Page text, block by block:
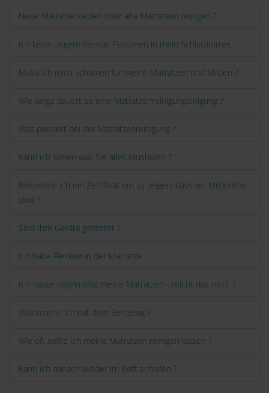
Neue Matratze kaufen oder alte Matratzen reinigen ?
Ich lasse ungern fremde Personen in mein Schlafzimmer.
Muss ich mich schämen für meine Matratzen und Milben ?
Wie lange dauert so eine Matratzenreinigungeinigung ?
Was passiert bei der Matratzenreinigung ?
Kann ich sehen was Sie alles rausholen ?
Bekomme ich ein Zertifikat um zu zeigen, dass wir Milbenfrei
sind ?
Sind Ihre Geräte getestet ?
Ich habe Flecken in der Matratze.
Ich sauge regelmäßig meine Matratzen - reicht das nicht ?
Was mache ich mit dem Bettzeug ?
Wie oft sollte ich meine Matratzen reinigen lassen ?
Kann ich danach wieder im Bett schlafen ?